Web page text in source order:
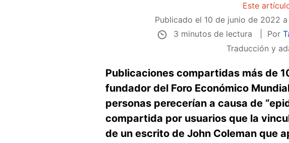
Este
Publicado el 10 de junio de 2022
3 minutos de lectura
Por
Traducción y
Publicaciones compartidas más de
fundador del Foro Económico
personas perecerían a causa de
compartida por usuarios que la
de un escrito de John Coleman que